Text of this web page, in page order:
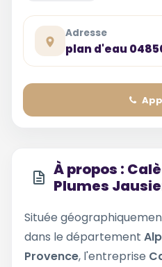
Adresse
plan d'eau
À propos :
Plumes
Située
dans le département
Provence, l'entreprise